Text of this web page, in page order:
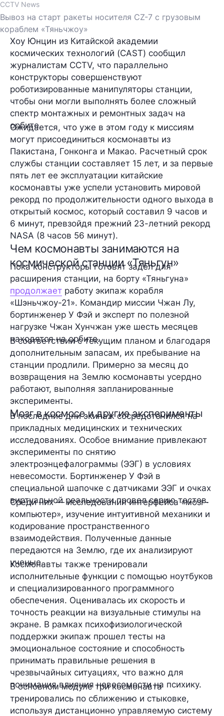
CCTV News
Вывоз на старт ракеты носителя CZ-7 с грузовым
кораблем «Тяньчжоу»
Хоу Юнцин из Китайской академии
космических технологий (CAST) сообщил
журналистам CCTV, что параллельно
конструкторы совершенствуют
роботизированные манипуляторы станции,
чтобы они могли выполнять более сложный
спектр монтажных и ремонтных задач на
орбите.
Ожидается, что уже в этом году к миссиям
могут присоединиться космонавты из
Пакистана, Гонконга и Макао. Расчетный срок
службы станции составляет 15 лет, и за первые
пять лет ее эксплуатации китайские
космонавты уже успели установить мировой
рекорд по продолжительности одного выхода в
открытый космос, который составил 9 часов и
6 минут, превзойдя прежний 23-летний рекорд
NASA (8 часов 56 минут).
Чем космонавты занимаются на
космической станции «Тяньгун»
Пока конструкторы готовят задел для
расширения станции, на борту «Тяньгуна»
продолжает работу экипаж корабля
«Шэньчжоу-21». Командир миссии Чжан Лу,
бортинженер У Фэй и эксперт по полезной
нагрузке Чжан Хунчжан уже шесть месяцев
находятся на орбите.
В соответствии с текущим планом и благодаря
дополнительным запасам, их пребывание на
станции продлили. Примерно за месяц до
возвращения на Землю космонавты усердно
работают, выполняя запланированные
эксперименты.
Мозг в космосе и другие эксперименты
В последние дни экипаж сосредоточился на
прикладных медицинских и технических
исследованиях. Особое внимание привлекают
эксперименты по снятию
электроэнцефалограммы (ЭЭГ) в условиях
невесомости. Бортинженер У Фэй в
специальной шапочке с датчиками ЭЭГ и очках
виртуальной реальности провел серию тестов.
Среди них — исследования интерфейса «мозг-
компьютер», изучение интуитивной механики и
кодирование пространственного
взаимодействия. Полученные данные
передаются на Землю, где их анализируют
ученые.
Космонавты также тренировали
исполнительные функции с помощью ноутбуков
и специализированного программного
обеспечения. Оценивалась их скорость и
точность реакции на визуальные стимулы на
экране. В рамках психофизиологической
поддержки экипаж прошел тесты на
эмоциональное состояние и способность
принимать правильные решения в
чрезвычайных ситуациях, что важно для
понимания влияния невесомости на психику.
В основном модуле три космонавта
тренировались по сближению и стыковке,
используя дистанционно управляемую систему